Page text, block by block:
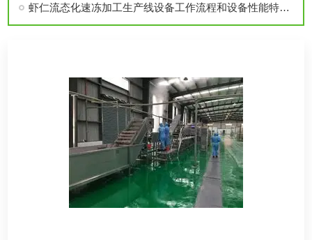
虾仁流态化速冻加工生产线设备工作流程和设备性能特点技术参数介绍